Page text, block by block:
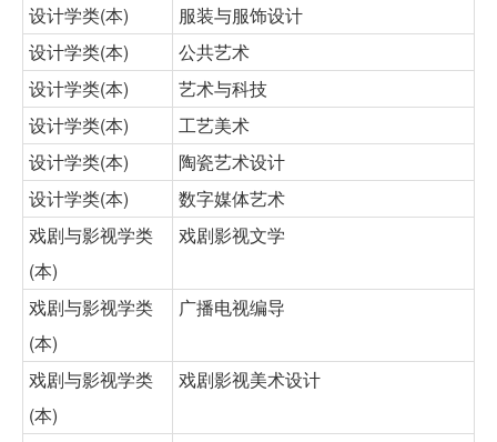
设计学类(本)
服装与服饰设计
设计学类(本)
公共艺术
设计学类(本)
艺术与科技
设计学类(本)
工艺美术
设计学类(本)
陶瓷艺术设计
设计学类(本)
数字媒体艺术
戏剧与影视学类
(本)
戏剧影视文学
戏剧与影视学类
(本)
广播电视编导
戏剧与影视学类
(本)
戏剧影视美术设计